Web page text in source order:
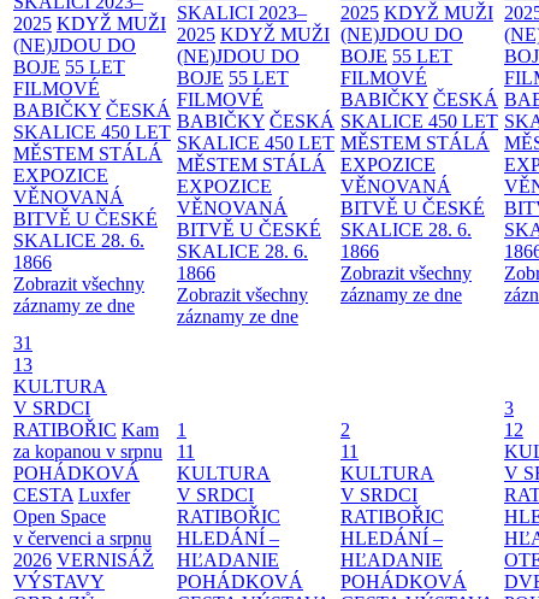
2025 KDYŽ MUŽI
(NE)JDOU DO
BOJE 55 LET
FILMOVÉ
BABIČKY ČESKÁ
SKALICE 450 LET
MĚSTEM STÁLÁ
EXPOZICE
VĚNOVANÁ
BITVĚ U ČESKÉ
SKALICE 28. 6.
1866
Zobrazit všechny
záznamy ze dne
SKALICI 2023–
2025 KDYŽ MUŽI
(NE)JDOU DO
BOJE 55 LET
FILMOVÉ
BABIČKY ČESKÁ
SKALICE 450 LET
MĚSTEM STÁLÁ
EXPOZICE
VĚNOVANÁ
BITVĚ U ČESKÉ
SKALICE 28. 6.
1866
Zobrazit všechny
záznamy ze dne
2025 KDYŽ MUŽI
(NE)JDOU DO
BOJE 55 LET
FILMOVÉ
BABIČKY ČESKÁ
SKALICE 450 LET
MĚSTEM STÁLÁ
EXPOZICE
VĚNOVANÁ
BITVĚ U ČESKÉ
SKALICE 28. 6.
1866
Zobrazit všechny
záznamy ze dne
31
13
KULTURA
V SRDCI
RATIBOŘIC Kam
za kopanou v srpnu
POHÁDKOVÁ
CESTA Luxfer
Open Space
v červenci a srpnu
2026 VERNISÁŽ
VÝSTAVY
1
11
KULTURA
V SRDCI
RATIBOŘIC
HLEDÁNÍ –
HĽADANIE
POHÁDKOVÁ
2
11
KULTURA
V SRDCI
RATIBOŘIC
HLEDÁNÍ –
HĽADANIE
POHÁDKOVÁ
3
12
V